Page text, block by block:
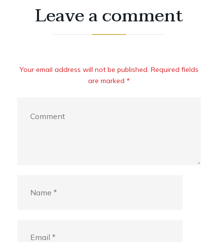
Leave a comment
Your email address will not be published. Required fields
are marked *